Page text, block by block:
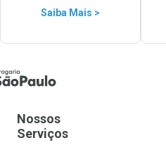
Saiba Mais >
Nossos
Serviços